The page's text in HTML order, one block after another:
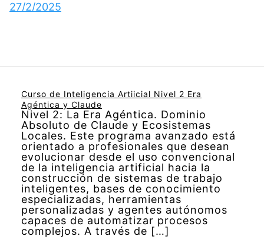
27/2/2025
Curso de Inteligencia Artiicial Nivel 2 Era
Agéntica y Claude
Nivel 2: La Era Agéntica. Dominio
Absoluto de Claude y Ecosistemas
Locales. Este programa avanzado está
orientado a profesionales que desean
evolucionar desde el uso convencional
de la inteligencia artificial hacia la
construcción de sistemas de trabajo
inteligentes, bases de conocimiento
especializadas, herramientas
personalizadas y agentes autónomos
capaces de automatizar procesos
complejos. A través de […]